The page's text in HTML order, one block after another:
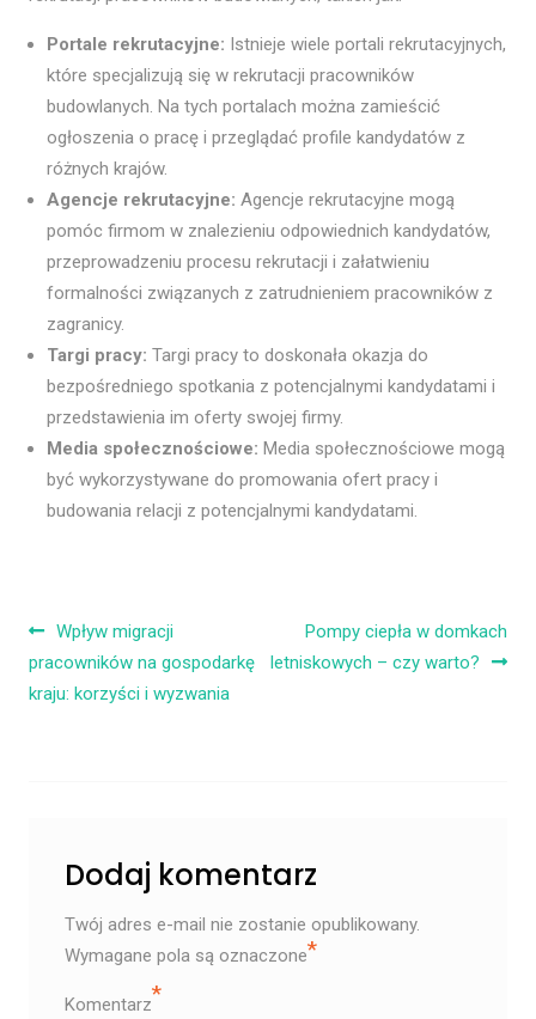
Portale rekrutacyjne: Istnieje wiele portali rekrutacyjnych,
które specjalizują się w rekrutacji pracowników
budowlanych. Na tych portalach można zamieścić
ogłoszenia o pracę i przeglądać profile kandydatów z
różnych krajów.
Agencje rekrutacyjne: Agencje rekrutacyjne mogą
pomóc firmom w znalezieniu odpowiednich kandydatów,
przeprowadzeniu procesu rekrutacji i załatwieniu
formalności związanych z zatrudnieniem pracowników z
zagranicy.
Targi pracy: Targi pracy to doskonała okazja do
bezpośredniego spotkania z potencjalnymi kandydatami i
przedstawienia im oferty swojej firmy.
Media społecznościowe: Media społecznościowe mogą
być wykorzystywane do promowania ofert pracy i
budowania relacji z potencjalnymi kandydatami.
Nawigacja wpisu
Wpływ migracji
pracowników na gospodarkę
kraju: korzyści i wyzwania
Pompy ciepła w domkach
letniskowych – czy warto?
Dodaj komentarz
Twój adres e-mail nie zostanie opublikowany.
Wymagane pola są oznaczone*
Komentarz*